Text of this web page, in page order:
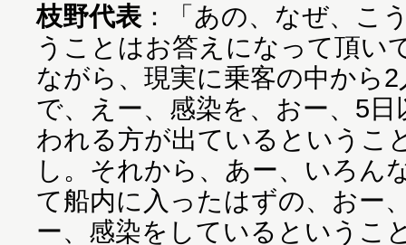
枝野代表 ：「あの、なぜ、こ
うことはお答えになって頂い
ながら、現実に乗客の中から
で、えー、感染を、おー、5
われる方が出ているというこ
し。それから、あー、いろん
て船内に入ったはずの、おー
ー、感染をしているというこ